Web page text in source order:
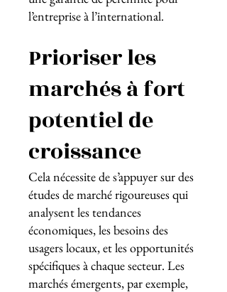
l’entreprise à l’international.
Prioriser les
marchés à fort
potentiel de
croissance
Cela nécessite de s’appuyer sur des
études de marché rigoureuses qui
analysent les tendances
économiques, les besoins des
usagers locaux, et les opportunités
spécifiques à chaque secteur. Les
marchés émergents, par exemple,